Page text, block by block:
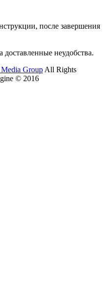
после завершения
неудобства.
Group All Rights
© 2016